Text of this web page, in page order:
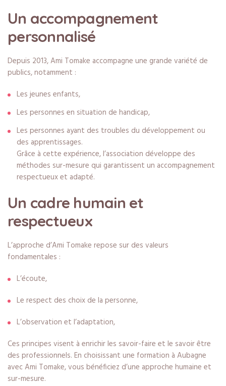
Un accompagnement
personnalisé
Depuis 2013, Ami Tomake accompagne une grande variété de
publics, notamment :
Les jeunes enfants,
Les personnes en situation de handicap,
Les personnes ayant des troubles du développement ou
des apprentissages.
Grâce à cette expérience, l’association développe des
méthodes sur-mesure qui garantissent un accompagnement
respectueux et adapté.
Un cadre humain et
respectueux
L’approche d’Ami Tomake repose sur des valeurs
fondamentales :
L’écoute,
Le respect des choix de la personne,
L’observation et l’adaptation,
Ces principes visent à enrichir les savoir-faire et le savoir être
des professionnels. En choisissant une formation à Aubagne
avec Ami Tomake, vous bénéficiez d’une approche humaine et
sur-mesure.